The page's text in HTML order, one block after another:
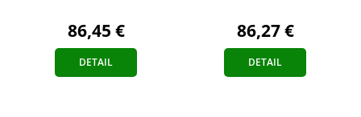
86,45 €
DETAIL
86,27 €
DETAIL